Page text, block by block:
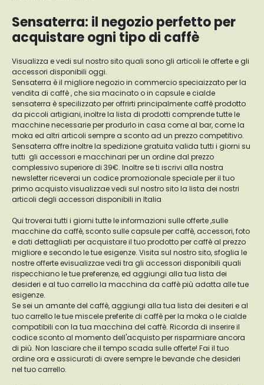
Sensaterra: il negozio perfetto per
acquistare ogni tipo di caffè
Visualizza e vedi sul nostro sito quali sono gli articoli le offerte e gli
accessori disponibili oggi.
Sensaterra è il migliore negozio in commercio speciaizzato per la
vendita di caffè , che sia macinato o in capsule e cialde
sensaterra è specilizzato per offrirti principalmente caffè prodotto
da piccoli artigiani, inoltre la lista di prodotti comprende tutte le
macchine necessarie per produrlo in casa come al bar, come la
moka ed altri articoli sempre a sconto ad un prezzo competitivo.
Sensaterra offre inoltre la spedizione gratuita valida tutti i giorni su
tutti gli accessori e macchinari per un ordine dal prezzo
complessivo superiore di 39€. Inoltre se ti iscrivi alla nostra
newsletter riceverai un codice promozionale speciale per il tuo
primo acquisto.visualizzae vedi sul nostro sito la lista dei nostri
articoli degli accessori disponibili in Italia
Qui troverai tutti i giorni tutte le informazioni sulle offerte ,sulle
macchine da caffè, sconto sulle capsule per caffè, accessori, foto
e dati dettagliati per acquistare il tuo prodotto per caffè al prezzo
migliore e secondo le tue esigenze. Visita sul nostro sito, sfoglia le
nostre offerte evisualizzae vedi tra gli accessori disponibili quali
rispecchiano le tue preferenze, ed aggiungi alla tua lista dei
desideri e al tuo carrello la macchina da caffè più adatta alle tue
esigenze.
Se sei un amante del caffè, aggiungi alla tua lista dei desiteri e al
tuo carrello le tue miscele preferite di caffè per la moka o le cialde
compatibili con la tua macchina del caffè. Ricorda di inserire il
codice sconto al momento dell'acquisto per risparmiare ancora
di più. Non lasciare che il tempo scada sulle offerte! Fai il tuo
ordine ora e assicurati di avere sempre le bevande che desideri
nel tuo carrello.